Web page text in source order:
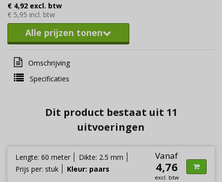
€ 4,92 excl. btw
€ 5,95 incl. btw
Alle prijzen tonen
Omschrijving
Specificaties
Dit product bestaat uit 11
uitvoeringen
Lengte: 60 meter
Dikte: 2.5 mm
Prijs per: stuk
Kleur: paars
Vanaf
4,76
excl. btw